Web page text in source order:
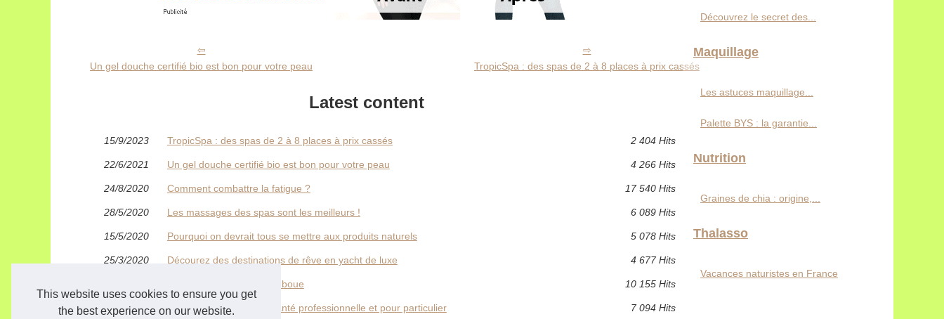
This website uses cookies to ensure you get
the best experience on our website.
Un gel douche certifié bio est bon pour votre peau TropicSpa : des spas de 2 à 8 places à prix cassés
Latest content
15/9/2023 TropicSpa : des spas de 2 à 8 places à prix cassés 2 404 Hits
22/6/2021 Un gel douche certifié bio est bon pour votre peau 4 266 Hits
24/8/2020 Comment combattre la fatigue ? 17 540 Hits
28/5/2020 Les massages des spas sont les meilleurs ! 6 089 Hits
15/5/2020 Pourquoi on devrait tous se mettre aux produits naturels 5 078 Hits
25/3/2020 Décourez des destinations de rêve en yacht de luxe 4 677 Hits
Venez tester les bains de boue 10 155 Hits
22/1/2020 Savoir et clinique : Info santé professionnelle et pour particulier 7 094 Hits
Découvrez le secret des...
Maquillage
Les astuces maquillage...
Palette BYS : la garantie...
Nutrition
Graines de chia : origine,...
Thalasso
Vacances naturistes en France